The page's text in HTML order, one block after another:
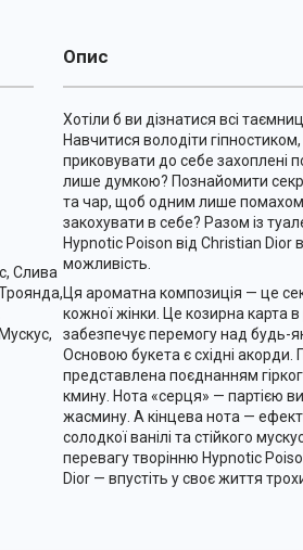
Слива
Опис
Хотіли б ви дізнатися всі
Навчитися володіти
приковувати до себе захоплені
лише думкою? Познайомити
та чар, щоб одним лише помахом
закохувати в себе? Разом із
Hypnotic Poison від Christian Dior
можливість.
Ця ароматна композиція — це
кожної жінки. Це козирна карта в
забезпечує перемогу над будь-
Основою букета є східні акорди.
представлена поєднанням
кмину. Нота «серця» — партією
жасмину. А кінцева нота —
солодкої ванілі та стійкого
перевагу творінню Hypnotic
Dior — впустіть у своє життя трохи